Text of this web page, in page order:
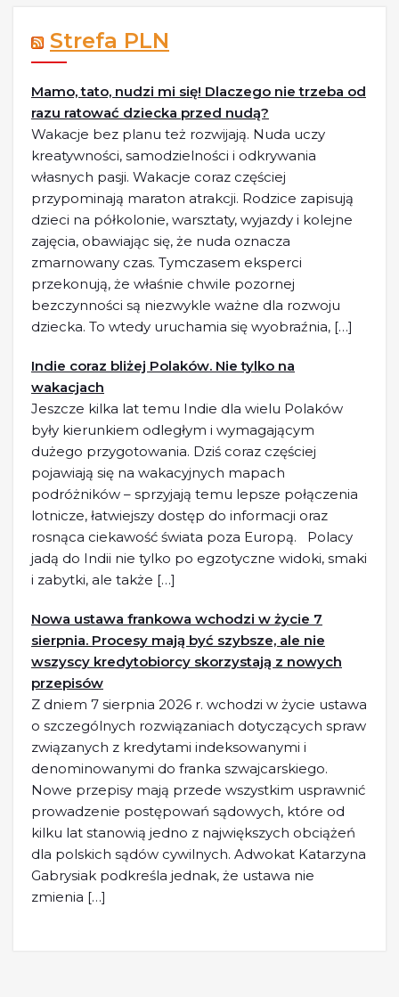
Strefa PLN
Mamo, tato, nudzi mi się! Dlaczego nie trzeba od
razu ratować dziecka przed nudą?
Wakacje bez planu też rozwijają. Nuda uczy
kreatywności, samodzielności i odkrywania
własnych pasji. Wakacje coraz częściej
przypominają maraton atrakcji. Rodzice zapisują
dzieci na półkolonie, warsztaty, wyjazdy i kolejne
zajęcia, obawiając się, że nuda oznacza
zmarnowany czas. Tymczasem eksperci
przekonują, że właśnie chwile pozornej
bezczynności są niezwykle ważne dla rozwoju
dziecka. To wtedy uruchamia się wyobraźnia, […]
Indie coraz bliżej Polaków. Nie tylko na
wakacjach
Jeszcze kilka lat temu Indie dla wielu Polaków
były kierunkiem odległym i wymagającym
dużego przygotowania. Dziś coraz częściej
pojawiają się na wakacyjnych mapach
podróżników – sprzyjają temu lepsze połączenia
lotnicze, łatwiejszy dostęp do informacji oraz
rosnąca ciekawość świata poza Europą. Polacy
jadą do Indii nie tylko po egzotyczne widoki, smaki
i zabytki, ale także […]
Nowa ustawa frankowa wchodzi w życie 7
sierpnia. Procesy mają być szybsze, ale nie
wszyscy kredytobiorcy skorzystają z nowych
przepisów
Z dniem 7 sierpnia 2026 r. wchodzi w życie ustawa
o szczególnych rozwiązaniach dotyczących spraw
związanych z kredytami indeksowanymi i
denominowanymi do franka szwajcarskiego.
Nowe przepisy mają przede wszystkim usprawnić
prowadzenie postępowań sądowych, które od
kilku lat stanowią jedno z największych obciążeń
dla polskich sądów cywilnych. Adwokat Katarzyna
Gabrysiak podkreśla jednak, że ustawa nie
zmienia […]